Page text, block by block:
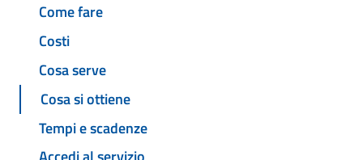
Come fare
Costi
Cosa serve
Cosa si ottiene
Tempi e scadenze